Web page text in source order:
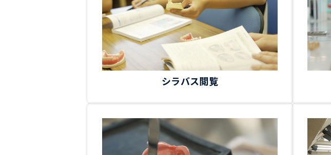
シラバス閲覧